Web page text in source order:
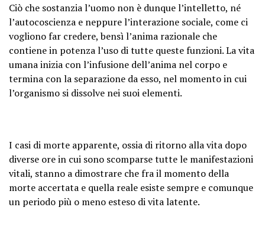
Ciò che sostanzia l’uomo non è dunque l’intelletto, né
l’autocoscienza e neppure l’interazione sociale, come ci
vogliono far credere, bensì l’anima razionale che
contiene in potenza l’uso di tutte queste funzioni. La vita
umana inizia con l’infusione dell’anima nel corpo e
termina con la separazione da esso, nel momento in cui
l’organismo si dissolve nei suoi elementi.
I casi di morte apparente, ossia di ritorno alla vita dopo
diverse ore in cui sono scomparse tutte le manifestazioni
vitali, stanno a dimostrare che fra il momento della
morte accertata e quella reale esiste sempre e comunque
un periodo più o meno esteso di vita latente.